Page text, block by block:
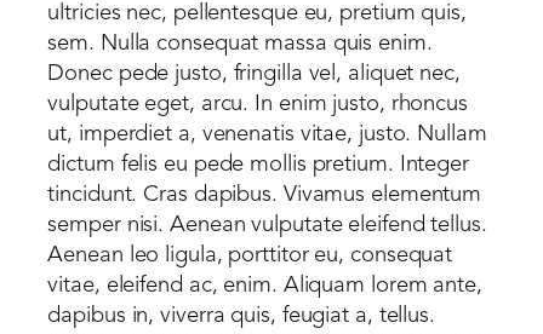
ultricies nec, pellentesque eu, pretium quis,
sem. Nulla consequat massa quis enim.
Donec pede justo, fringilla vel, aliquet nec,
vulputate eget, arcu. In enim justo, rhoncus
ut, imperdiet a, venenatis vitae, justo. Nullam
dictum felis eu pede mollis pretium. Integer
tincidunt. Cras dapibus. Vivamus elementum
semper nisi. Aenean vulputate eleifend tellus.
Aenean leo ligula, porttitor eu, consequat
vitae, eleifend ac, enim. Aliquam lorem ante,
dapibus in, viverra quis, feugiat a, tellus.